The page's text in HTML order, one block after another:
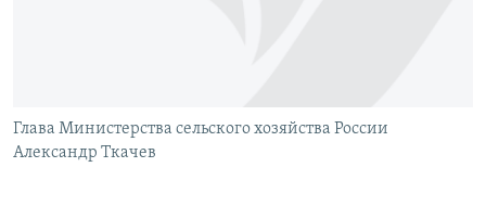
УКРАИНСКАЯ ПРОБЛЕМА КРЫМА
Все сайты RFE/RL
Глава Министерства сельского хозяйства России
Александр Ткачев